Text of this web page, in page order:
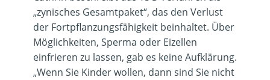
„zynisches Gesamtpaket“, das den Verlust
der Fortpflanzungsfähigkeit beinhaltet. Über
Möglichkeiten, Sperma oder Eizellen
einfrieren zu lassen, gab es keine Aufklärung.
„Wenn Sie Kinder wollen, dann sind Sie nicht